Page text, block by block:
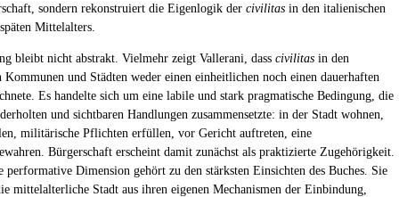
sondern rekonstruiert die Eigenlogik der civilitas in den italienischen
Mittelalters.
bleibt nicht abstrakt. Vielmehr zeigt Vallerani, dass civilitas in den
Kommunen und Städten weder einen einheitlichen noch einen dauerhaften
Es handelte sich um eine labile und stark pragmatische Bedingung, die
und sichtbaren Handlungen zusammensetzte: in der Stadt wohnen,
militärische Pflichten erfüllen, vor Gericht auftreten, eine
Bürgerschaft erscheint damit zunächst als praktizierte Zugehörigkeit.
performative Dimension gehört zu den stärksten Einsichten des Buches. Sie
mittelalterliche Stadt aus ihren eigenen Mechanismen der Einbindung,